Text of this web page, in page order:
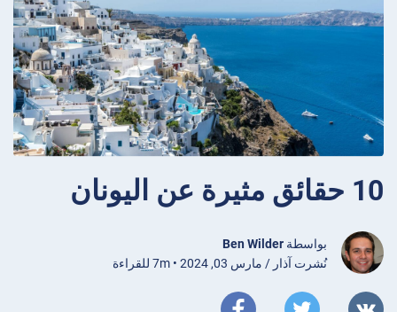
10 حقائق مثيرة عن اليونان
بواسطة Ben Wilder
نُشرت آذار / مارس 03, 2024 • 7m للقراءة